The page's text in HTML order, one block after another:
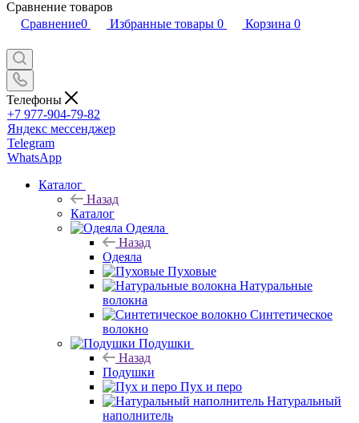
Сравнение товаров
Сравнение0 Избранные товары 0 Корзина 0
Телефоны
+7 977-904-79-82
Яндекс мессенджер
Telegram
WhatsApp
Каталог
Назад
Каталог
Одеяла
Назад
Одеяла
Пуховые
Натуральные
волокна
Синтетическое
волокно
Подушки
Назад
Подушки
Пух и перо
Натуральный
наполнитель